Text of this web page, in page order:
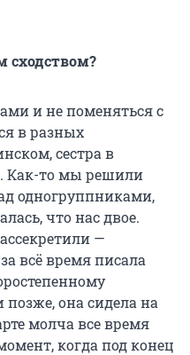
сходством?
и не поменяться с
в разных
сестра в
Как-то мы решили
одногруппниками,
что нас двое.
—
всё время писала
она сидела на
молча все время
когда под конец